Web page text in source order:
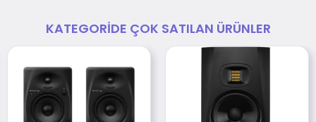
KATEGORIDE ÇOK SATILAN ÜRÜNLER